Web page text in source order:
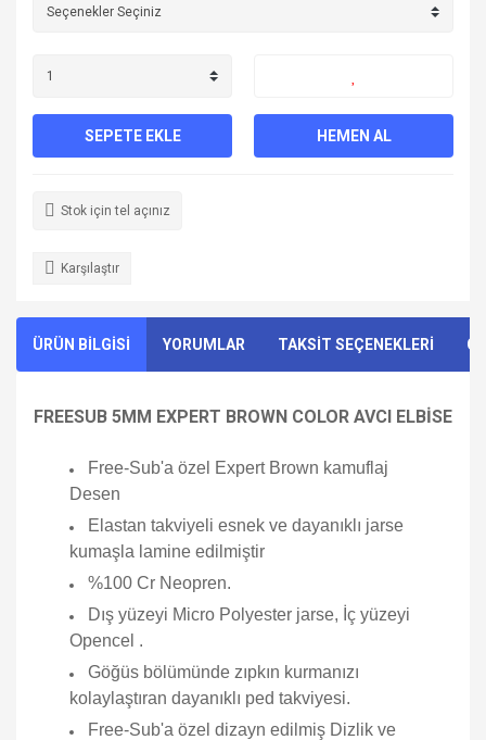
SEPETE EKLE HEMEN AL
Stok için tel açınız
Karşılaştır
ÜRÜN BİLGİSİ YORUMLAR TAKSİT SEÇENEKLERİ
FREESUB 5MM EXPERT BROWN COLOR AVCI ELBİSE
Free-Sub'a özel Expert Brown kamuflaj
Desen
Elastan takviyeli esnek ve dayanıklı jarse
kumaşla lamine edilmiştir
%100 Cr Neopren.
Dış yüzeyi Micro Polyester jarse, İç yüzeyi
Opencel .
Göğüs bölümünde zıpkın kurmanızı
kolaylaştıran dayanıklı ped takviyesi.
Free-Sub'a özel dizayn edilmiş Dizlik ve